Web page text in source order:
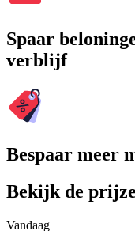
Spaar
verblijf
Bespaar meer
Bekijk de
Vandaag